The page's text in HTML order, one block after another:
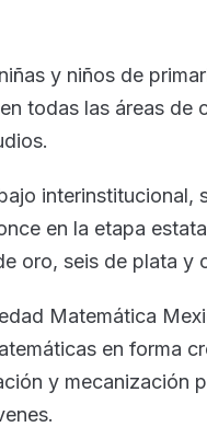
y niños de
todas las áreas de
interinstitucional,
en la etapa
oro, seis de plata y
Matemática
en forma
y mecanización